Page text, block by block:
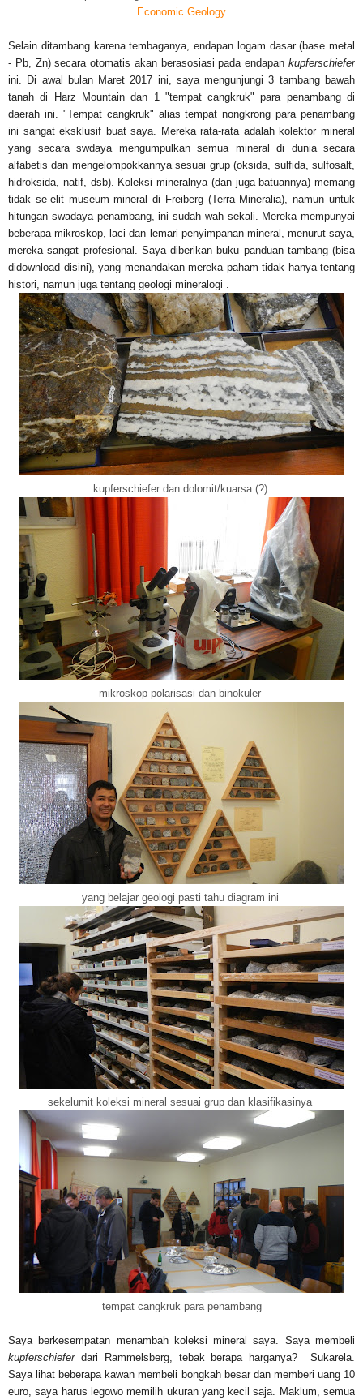
Economic Geology
Selain ditambang karena tembaganya, endapan logam dasar (base metal
- Pb, Zn) secara otomatis akan berasosiasi pada endapan kupferschiefer
ini. Di awal bulan Maret 2017 ini, saya mengunjungi 3 tambang bawah
tanah di Harz Mountain dan 1 "tempat cangkruk" para penambang di
daerah ini. "Tempat cangkruk" alias tempat nongkrong para penambang
ini sangat eksklusif buat saya. Mereka rata-rata adalah kolektor mineral
yang secara swdaya mengumpulkan semua mineral di dunia secara
alfabetis dan mengelompokkannya sesuai grup (oksida, sulfida, sulfosalt,
hidroksida, natif, dsb). Koleksi mineralnya (dan juga batuannya) memang
tidak se-elit museum mineral di Freiberg (Terra Mineralia), namun untuk
hitungan swadaya penambang, ini sudah wah sekali. Mereka mempunyai
beberapa mikroskop, laci dan lemari penyimpanan mineral, menurut saya,
mereka sangat profesional. Saya diberikan buku panduan tambang (bisa
didownload disini), yang menandakan mereka paham tidak hanya tentang
histori, namun juga tentang geologi mineralogi .
kupferschiefer dan dolomit/kuarsa (?)
mikroskop polarisasi dan binokuler
yang belajar geologi pasti tahu diagram ini
sekelumit koleksi mineral sesuai grup dan klasifikasinya
tempat cangkruk para penambang
Saya berkesempatan menambah koleksi mineral saya. Saya membeli
kupferschieferdari Rammelsberg, tebak berapa harganya? Sukarela.
Saya lihat beberapa kawan membeli bongkah besar dan memberi uang 10
euro, saya harus legowo memilih ukuran yang kecil saja. Maklum, semua